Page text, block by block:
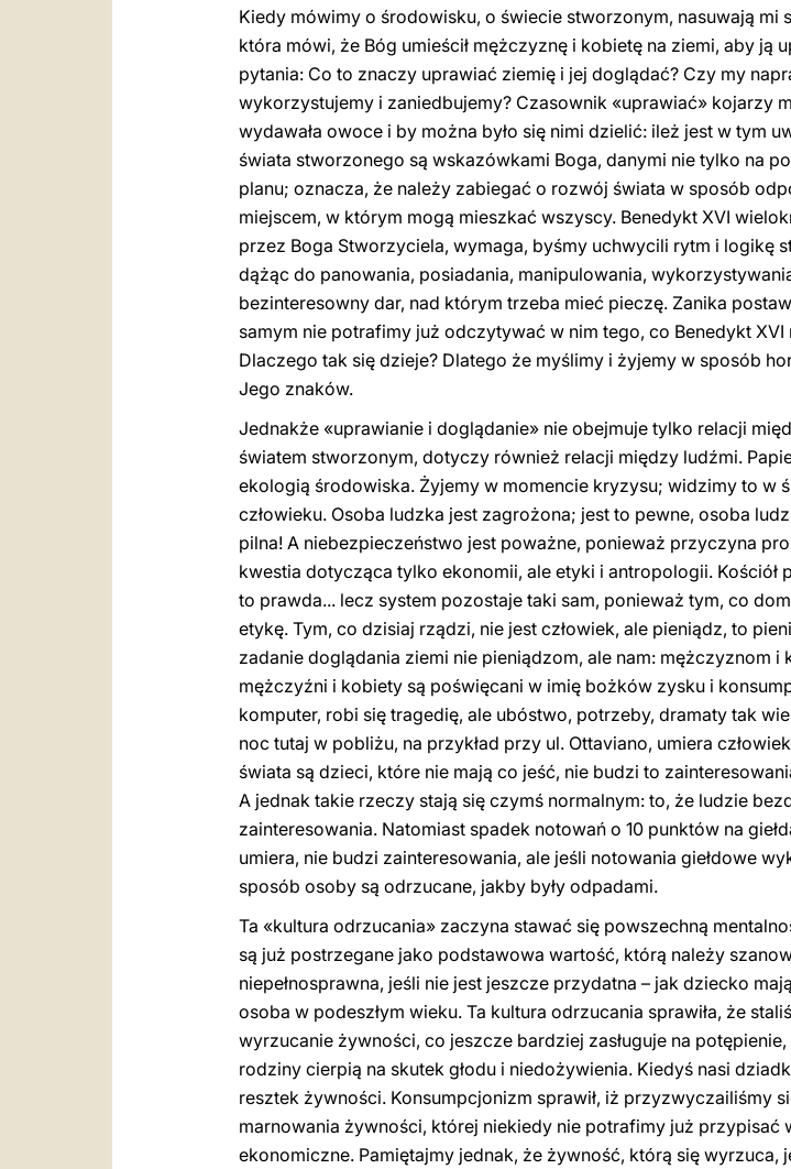
Kiedy mówimy o środowisku, o świecie stworzonym, nasuwają mi
która mówi, że Bóg umieścił mężczyznę i kobietę na ziemi, aby ją
pytania: Co to znaczy uprawiać ziemię i jej doglądać? Czy my
wykorzystujemy i zaniedbujemy? Czasownik «uprawiać» kojarzy
wydawała owoce i by można było się nimi dzielić: ileż jest w tym
świata stworzonego są wskazówkami Boga, danymi nie tylko na
planu; oznacza, że należy zabiegać o rozwój świata w sposób
miejscem, w którym mogą mieszkać wszyscy. Benedykt XVI
przez Boga Stworzyciela, wymaga, byśmy uchwycili rytm i logikę
dążąc do panowania, posiadania, manipulowania,
bezinteresowny dar, nad którym trzeba mieć pieczę. Zanika
samym nie potrafimy już odczytywać w nim tego, co Benedykt
Dlaczego tak się dzieje? Dlatego że myślimy i żyjemy w sposób
Jego znaków.
Jednakże «uprawianie i doglądanie» nie obejmuje tylko relacji
światem stworzonym, dotyczy również relacji między ludźmi.
ekologią środowiska. Żyjemy w momencie kryzysu; widzimy to w
człowieku. Osoba ludzka jest zagrożona; jest to pewne, osoba
pilna! A niebezpieczeństwo jest poważne, ponieważ przyczyna
kwestia dotycząca tylko ekonomii, ale etyki i antropologii. Kościół
to prawda... lecz system pozostaje taki sam, ponieważ tym, co
etykę. Tym, co dzisiaj rządzi, nie jest człowiek, ale pieniądz, to
zadanie doglądania ziemi nie pieniądzom, ale nam: mężczyznom
mężczyźni i kobiety są poświęcani w imię bożków zysku i
komputer, robi się tragedię, ale ubóstwo, potrzeby, dramaty tak
noc tutaj w pobliżu, na przykład przy ul. Ottaviano, umiera
świata są dzieci, które nie mają co jeść, nie budzi to
A jednak takie rzeczy stają się czymś normalnym: to, że ludzie
zainteresowania. Natomiast spadek notowań o 10 punktów na
umiera, nie budzi zainteresowania, ale jeśli notowania giełdowe
sposób osoby są odrzucane, jakby były odpadami.
Ta «kultura odrzucania» zaczyna stawać się powszechną
są już postrzegane jako podstawowa wartość, którą należy
niepełnosprawna, jeśli nie jest jeszcze przydatna – jak dziecko
osoba w podeszłym wieku. Ta kultura odrzucania sprawiła, że
wyrzucanie żywności, co jeszcze bardziej zasługuje na
rodziny cierpią na skutek głodu i niedożywienia. Kiedyś nasi
resztek żywności. Konsumpcjonizm sprawił, iż przyzwyczailiśmy
marnowania żywności, której niekiedy nie potrafimy już
ekonomiczne. Pamiętajmy jednak, że żywność, którą się wyrzuca,